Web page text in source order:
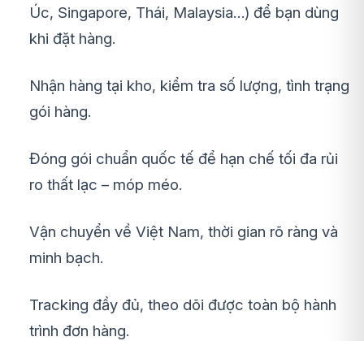
Úc, Singapore, Thái, Malaysia…) để bạn dùng
khi đặt hàng.
Nhận hàng tại kho, kiểm tra số lượng, tình trạng
gói hàng.
Đóng gói chuẩn quốc tế để hạn chế tối đa rủi
ro thất lạc – móp méo.
Vận chuyển về Việt Nam, thời gian rõ ràng và
minh bạch.
Tracking đầy đủ, theo dõi được toàn bộ hành
trình đơn hàng.